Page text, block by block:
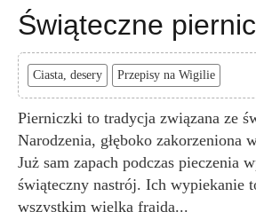
Świąteczne
Ciasta, desery Przepisy na Wigilie
Pierniczki to tradycja związana ze
Narodzenia, głęboko zakorzeniona
Już sam zapach podczas pieczenia
świąteczny nastrój. Ich wypiekanie
wszystkim wielka frajda...